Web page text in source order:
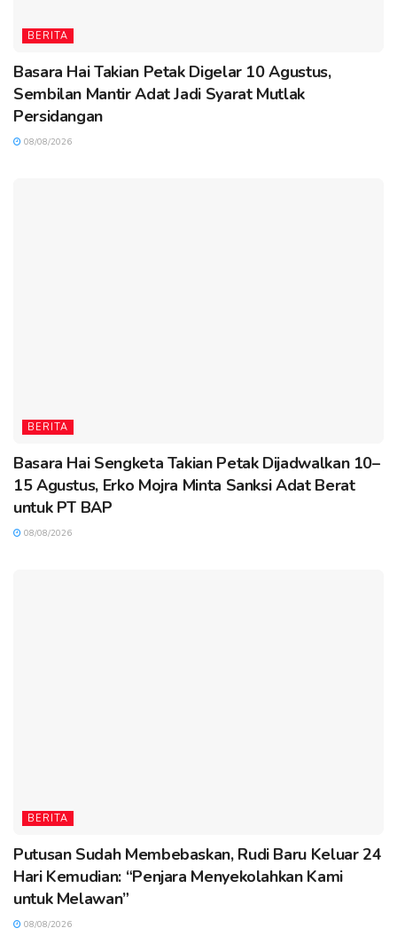
BERITA
Basara Hai Takian Petak Digelar 10 Agustus,
Sembilan Mantir Adat Jadi Syarat Mutlak
Persidangan
08/08/2026
BERITA
Basara Hai Sengketa Takian Petak Dijadwalkan 10–
15 Agustus, Erko Mojra Minta Sanksi Adat Berat
untuk PT BAP
08/08/2026
BERITA
Putusan Sudah Membebaskan, Rudi Baru Keluar 24
Hari Kemudian: “Penjara Menyekolahkan Kami
untuk Melawan”
08/08/2026